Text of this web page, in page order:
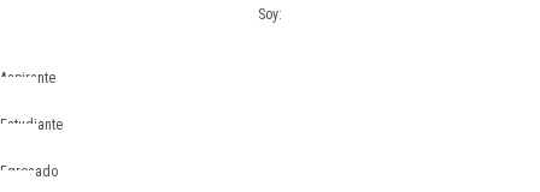
Soy:
Aspirante
Estudiante
Egresado